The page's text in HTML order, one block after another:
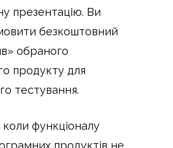
презентацію. Ви
безкоштовний
обраного
продукту для
тестування.
функціоналу
продуктів не